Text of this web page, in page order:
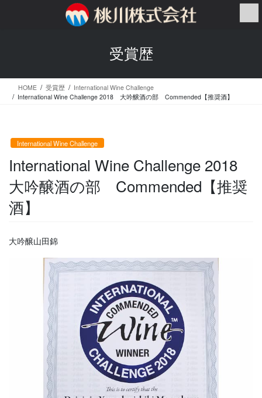
ス
ン
受賞歴
HOME 受賞歴
International Wine Challenge
International Wine Challenge 2018 大吟醸酒の部 Commended【推奨酒】
International Wine Challenge
International Wine Challenge 2018
大吟醸酒の部 Commended【推奨
酒】
大吟醸山田錦